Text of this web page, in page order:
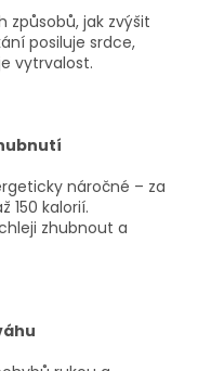
způsobů, jak zvýšit
posiluje srdce,
vytrvalost.
náročné – za
150 kalorií.
zhubnout a